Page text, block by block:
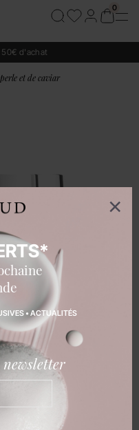
50€ d'achat
et de caviar
• ACTUALITÉS
newsletter